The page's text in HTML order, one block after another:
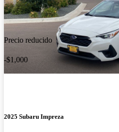
Precio reducido
-$1,000
2025 Subaru Impreza